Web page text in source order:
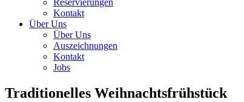
Reservierungen
Kontakt
Über Uns
Über Uns
Auszeichnungen
Kontakt
Jobs
Traditionelles Weihnachtsfrühstück